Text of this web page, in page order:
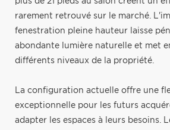
rarement retrouvé sur le marché.
fenestration pleine hauteur laisse
abondante lumière naturelle et met
différents niveaux de la propriété.
La configuration actuelle offre une
exceptionnelle pour les futurs
adapter les espaces à leurs besoins.